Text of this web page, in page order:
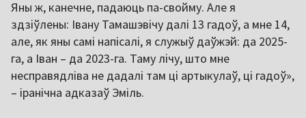
Яны ж, канечне, падаюць па-свойму. Але я
здзіўлены: Івану Тамашэвічу далі 13 гадоў, а мне 14,
але, як яны самі напісалі, я служыў даўжэй: да 2025-
га, а Іван – да 2023-га. Таму лічу, што мне
несправядліва не дадалі там ці артыкулаў, ці гадоў»,
– іранічна адказаў Эміль.